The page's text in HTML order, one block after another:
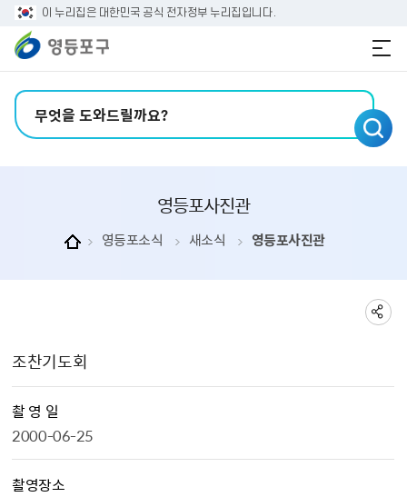
본문 바로가기
주메뉴 바로가기
이 누리집은 대한민국 공식 전자정부 누리집입니다.
영등포사진관
영등포소식 새소식 영등포사진관
조찬기도회
촬 영 일
2000-06-25
촬영장소